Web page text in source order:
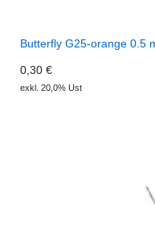
Butterfly G25-orange 0.5
0,30 €
exkl. 20,0% Ust